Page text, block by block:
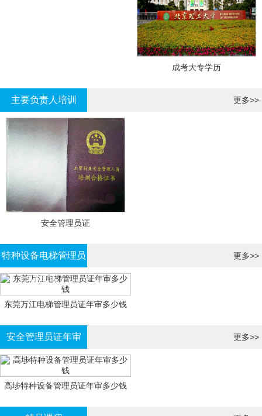
成考大专学历
主要负责人培训 更多>>
安全管理员证
特种设备电梯管理员
证年审
更多>>
东莞万江电梯管理员证年审多少钱
安全管理员证年审 更多>>
高埗特种设备管理员证年审多少钱